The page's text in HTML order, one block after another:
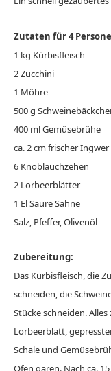
Zutaten für 4
1 kg Kürbisfleisch
2 Zucchini
1 Möhre
500 g
400 ml Gemüsebrühe
ca. 2 cm frischer Ingwer
6 Knoblauchzehen
2 Lorbeerblätter
1 El Saure Sahne
Salz, Pfeffer, Olivenöl
Zubereitung:
Das Kürbisfleisch, die
schneiden, die
Stücke schneiden.
Lorbeerblatt,
Schale und
Ofen garen. Nach ca.